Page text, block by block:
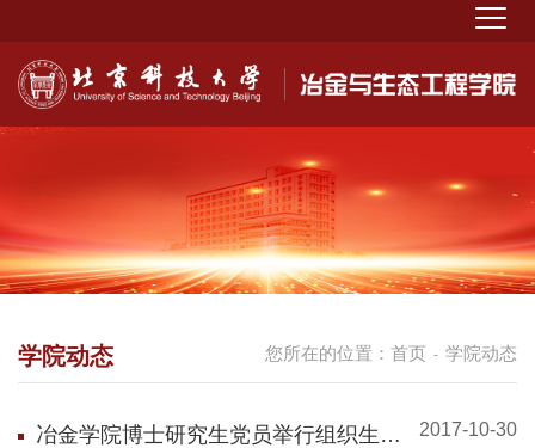
您所在的位置： 首页 - 学院动态
学院动态
冶金学院博士研究生党员举行组织生活
2017-10-30